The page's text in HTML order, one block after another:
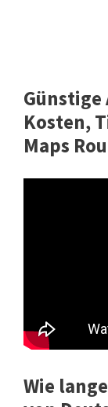
Günstige
Kosten,
Maps
Wie